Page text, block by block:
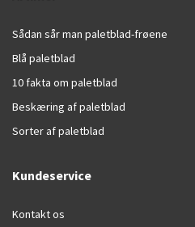
Sådan sår man paletblad-frøene
Blå paletblad
10 fakta om paletblad
Beskæring af paletblad
Sorter af paletblad
Kundeservice
Kontakt os